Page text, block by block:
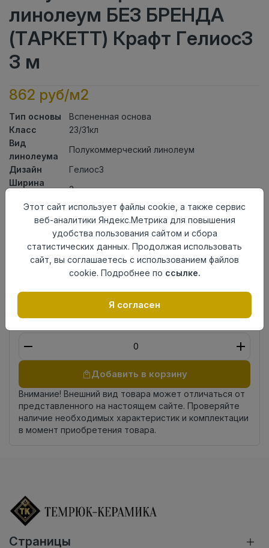
линолеум БЕЗ БРЕНДА
(ТАРКЕТТ) Крафт Гелиос3
3 м
862 руб/м2
Тип основы
Вспененная основа
Класс
23/31кл
Вид
линолеума
Полукоммерческий линолеум
Дизайн
Гелиос3
Ширина
3
Общая
толщина
защитного
слоя
0,40мм
АктуальностьАктуален
Россия
Добавить в корзину
Внимание! Внешний вид товара может отличаться от
представленного на настоящем сайте. Проверяйте
наличие необходимых характеристик и комплектации
в момент приобретения товара.
Страницы
Этот сайт использует файлы cookie, а также сервис
веб-аналитики Яндекс.Метрика для повышения
удобства пользования сайтом и сбора
статистических данных. Продолжая использовать
сайт, вы соглашаетесь с использованием файлов
cookie. Подробнее по ссылке.
Я согласен